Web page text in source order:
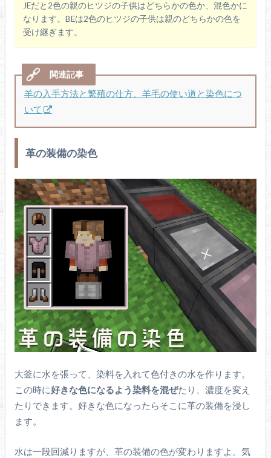
JEだと2色の親のヒツジの子供はどちらかの色か、混色かに
なります。BEは2色のヒツジの子供は親のどちらかの色を
受け継ぎます。
羊の入手方法と繁殖の仕方、羊毛の使い道と染色につ
いて
革の装備の染色
大釜に水を張って、染料を入れて色付きの水を作ります。
この時に好きな色になるよう染料を混ぜたり、濃度を変え
たりできます。好きな色になったらそこに革の装備を浸し
ます。
水は一段回減りますが、革の装備の色が変わりますよ。気